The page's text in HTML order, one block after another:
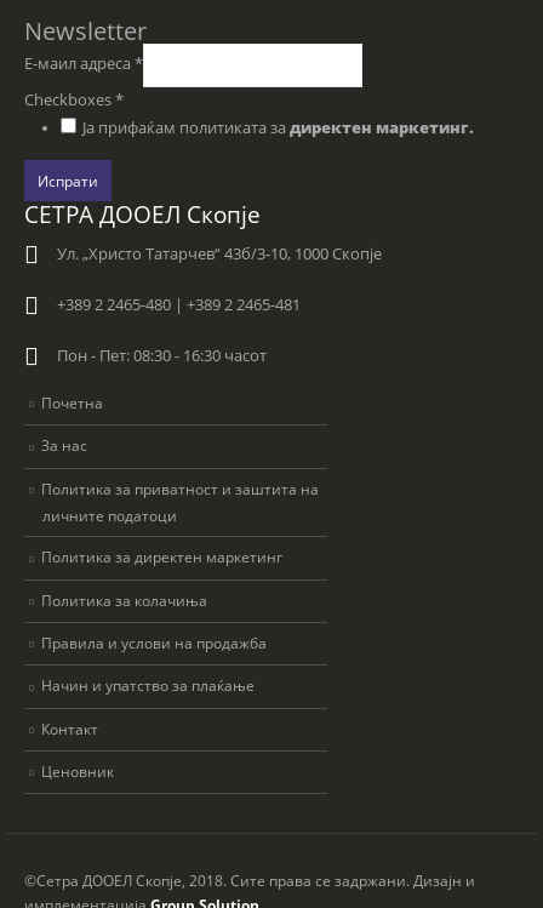
Newsletter
Е-маил адреса *
Checkboxes*
Ја прифаќам политиката за директен маркетинг.
Испрати
СЕТРА ДООЕЛ Скопје
Ул. „Христо Татарчев“ 43б/3-10, 1000 Скопје
+389 2 2465-480 | +389 2 2465-481
Пон - Пет: 08:30 - 16:30 часот
Почетна
За нас
Политика за приватност и заштита на
личните податоци
Политика за директен маркетинг
Политика за колачиња
Правила и услови на продажба
Начин и упатство за плаќање
Контакт
Ценовник
©Сетра ДООЕЛ Скопје, 2018. Сите права се задржани. Дизајн и